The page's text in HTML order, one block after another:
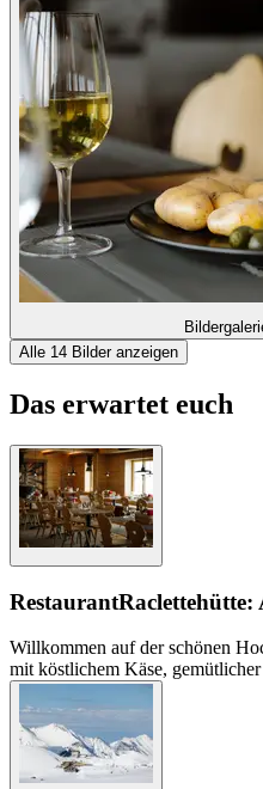
Alle 14 Bilder anzeigen
Das erwartet euch
Restaurant
Willkommen auf der schönen
mit köstlichem Käse,